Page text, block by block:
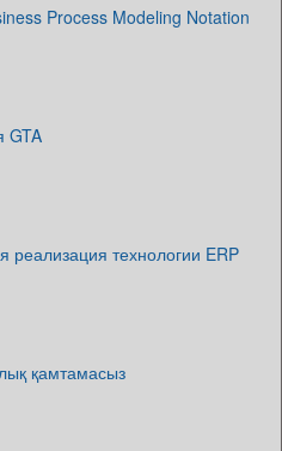
Process Modeling Notation
GTA
реализация технологии ERP
қамтамасыз